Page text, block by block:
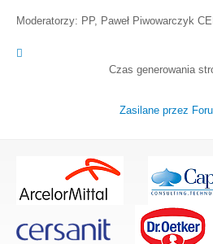
Moderatorzy: PP, Paweł Piwowarczyk
Czas generowania
Zasilane przez